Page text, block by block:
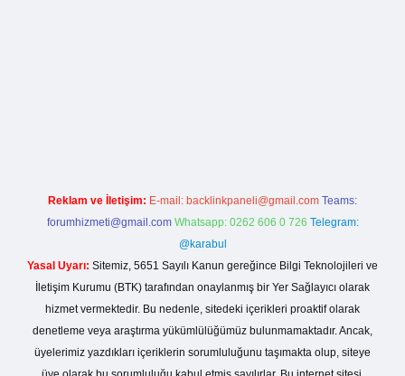
Reklam ve İletişim: E-mail: backlinkpaneli@gmail.com Teams:
forumhizmeti@gmail.com Whatsapp: 0262 606 0 726 Telegram:
@karabul
Yasal Uyarı: Sitemiz, 5651 Sayılı Kanun gereğince Bilgi Teknolojileri ve
İletişim Kurumu (BTK) tarafından onaylanmış bir Yer Sağlayıcı olarak
hizmet vermektedir. Bu nedenle, sitedeki içerikleri proaktif olarak
denetleme veya araştırma yükümlülüğümüz bulunmamaktadır. Ancak,
üyelerimiz yazdıkları içeriklerin sorumluluğunu taşımakta olup, siteye